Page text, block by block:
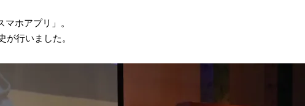
ホアプリ」。
行いました。